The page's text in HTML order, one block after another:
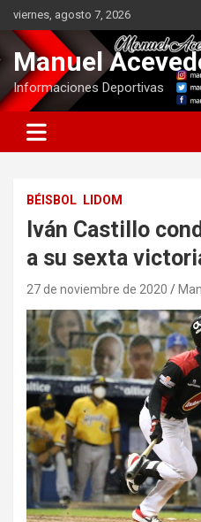
Saltar
contenido
viernes, agosto 7, 2026
Manuel
Informaciones Deportivas
BÉISBOL LIDOM
Iván Castillo
a su sexta
27 de noviembre de 2020